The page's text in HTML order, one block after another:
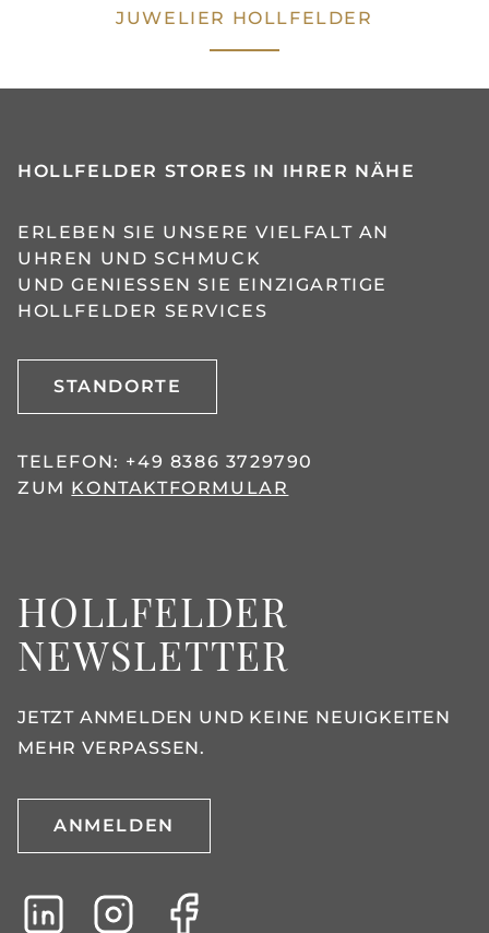
JUWELIER HOLLFELDER
HOLLFELDER STORES IN IHRER NÄHE
ERLEBEN SIE UNSERE VIELFALT AN
UHREN UND SCHMUCK
UND GENIESSEN SIE EINZIGARTIGE H
OLLFELDER SERVICES
STANDORTE
TELEFON: +49 8386 3729790
ZUM KONTAKTFORMULAR
HOLLFELDER
NEWSLETTER
JETZT ANMELDEN UND KEINE NEUIGKEITEN
MEHR VERPASSEN.
ANMELDEN